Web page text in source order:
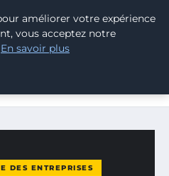
BLOG
DES ENTREPRISES
: LA RSE AU CŒUR
DES ENTREPRISES
améliorer votre expérience
vous acceptez notre
En savoir plus